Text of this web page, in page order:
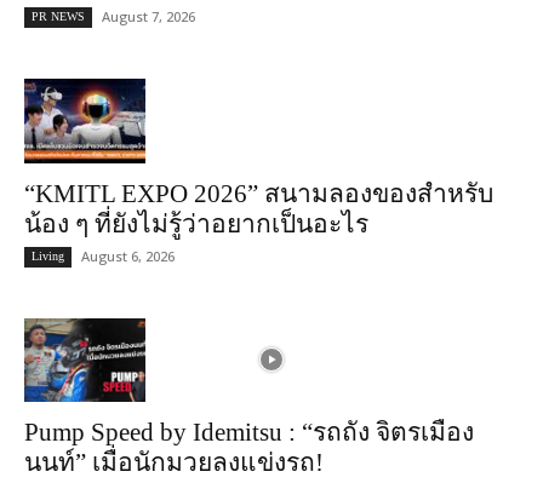
PR NEWS August 7, 2026
“KMITL EXPO 2026” สนามลองของสำหรับ
น้อง ๆ ที่ยังไม่รู้ว่าอยากเป็นอะไร
Living August 6, 2026
Pump Speed by Idemitsu : “รถถัง จิตรเมือง
นนท์” เมื่อนักมวยลงแข่งรถ!